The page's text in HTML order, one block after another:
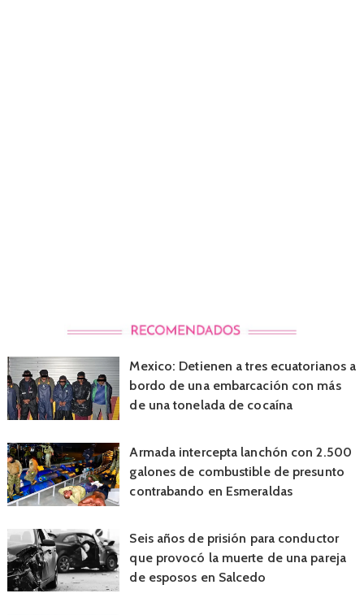
Mexico: Detienen a tres ecuatorianos a
bordo de una embarcación con más
de una tonelada de cocaína
Armada intercepta lanchón con 2.500
galones de combustible de presunto
contrabando en Esmeraldas
Seis años de prisión para conductor
que provocó la muerte de una pareja
de esposos en Salcedo